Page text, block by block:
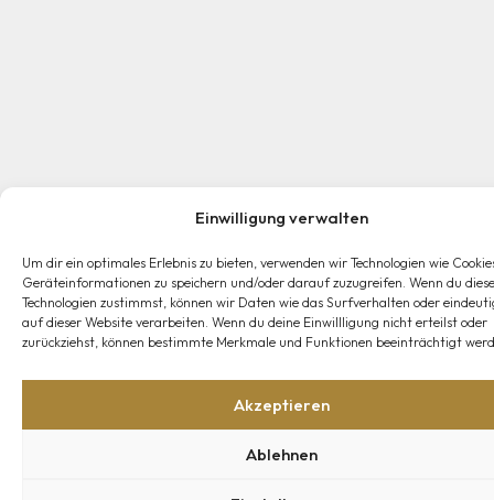
Einwilligung verwalten
Um dir ein optimales Erlebnis zu bieten, verwenden wir Technologien wie
Geräteinformationen zu speichern und/oder darauf zuzugreifen. Wenn du
Technologien zustimmst, können wir Daten wie das Surfverhalten oder
auf dieser Website verarbeiten. Wenn du deine Einwillligung nicht erteilst oder
zurückziehst, können bestimmte Merkmale und Funktionen beeinträchtigt
Akzeptieren
Ablehnen